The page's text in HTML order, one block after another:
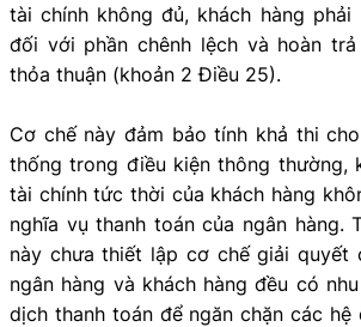
tài chính không đủ, khách hàng phải
đối với phần chênh lệch và hoàn
thỏa thuận (khoản 2 Điều 25).
Cơ chế này đảm bảo tính khả thi
thống trong điều kiện thông thường,
tài chính tức thời của khách hàng
nghĩa vụ thanh toán của ngân hàng.
này chưa thiết lập cơ chế giải quyết
ngân hàng và khách hàng đều có
dịch thanh toán để ngăn chặn các